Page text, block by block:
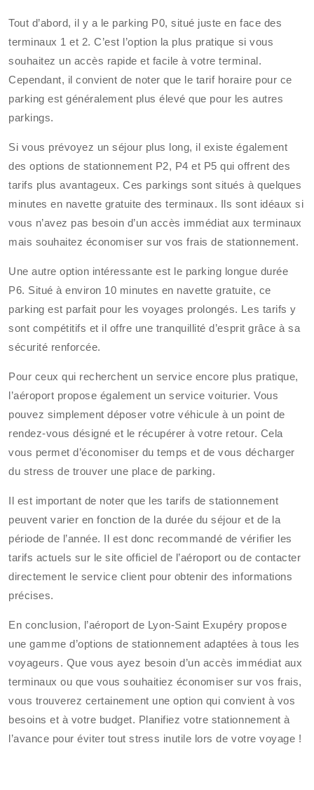
Tout d’abord, il y a le parking P0, situé juste en face des
terminaux 1 et 2. C’est l’option la plus pratique si vous
souhaitez un accès rapide et facile à votre terminal.
Cependant, il convient de noter que le tarif horaire pour ce
parking est généralement plus élevé que pour les autres
parkings.
Si vous prévoyez un séjour plus long, il existe également
des options de stationnement P2, P4 et P5 qui offrent des
tarifs plus avantageux. Ces parkings sont situés à quelques
minutes en navette gratuite des terminaux. Ils sont idéaux si
vous n’avez pas besoin d’un accès immédiat aux terminaux
mais souhaitez économiser sur vos frais de stationnement.
Une autre option intéressante est le parking longue durée
P6. Situé à environ 10 minutes en navette gratuite, ce
parking est parfait pour les voyages prolongés. Les tarifs y
sont compétitifs et il offre une tranquillité d’esprit grâce à sa
sécurité renforcée.
Pour ceux qui recherchent un service encore plus pratique,
l’aéroport propose également un service voiturier. Vous
pouvez simplement déposer votre véhicule à un point de
rendez-vous désigné et le récupérer à votre retour. Cela
vous permet d’économiser du temps et de vous décharger
du stress de trouver une place de parking.
Il est important de noter que les tarifs de stationnement
peuvent varier en fonction de la durée du séjour et de la
période de l’année. Il est donc recommandé de vérifier les
tarifs actuels sur le site officiel de l’aéroport ou de contacter
directement le service client pour obtenir des informations
précises.
En conclusion, l’aéroport de Lyon-Saint Exupéry propose
une gamme d’options de stationnement adaptées à tous les
voyageurs. Que vous ayez besoin d’un accès immédiat aux
terminaux ou que vous souhaitiez économiser sur vos frais,
vous trouverez certainement une option qui convient à vos
besoins et à votre budget. Planifiez votre stationnement à
l’avance pour éviter tout stress inutile lors de votre voyage !